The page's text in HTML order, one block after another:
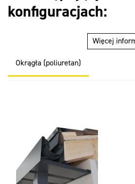
konfiguracjach:
Więcej
Okrągła (poliuretan)